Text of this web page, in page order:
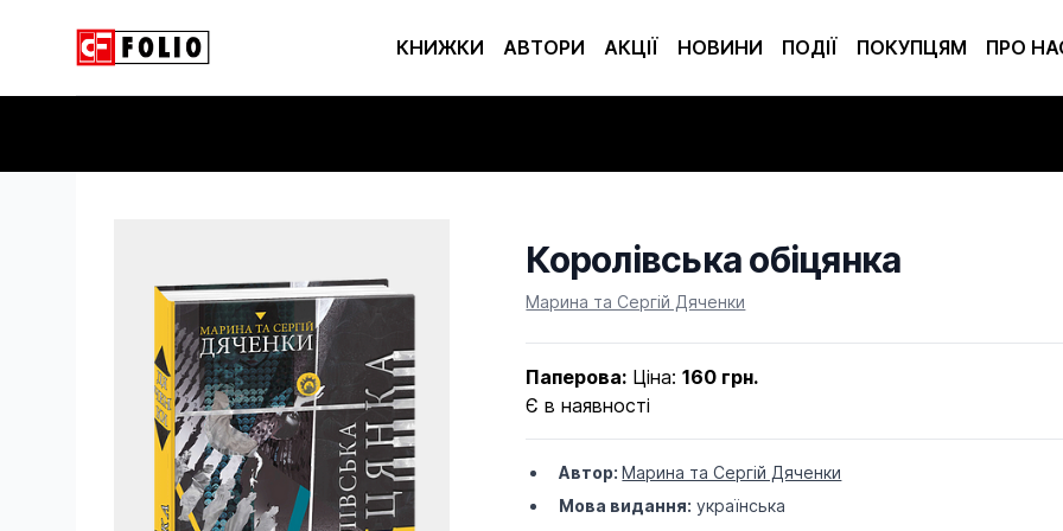
КНИЖКИ АВТОРИ АКЦІЇ НОВИНИ ПОДІЇ ПОКУПЦЯМ ПРО
Королівська обіцянка
Product information
Марина та Сергій Дяченки
Паперова: Ціна:160 грн.
Є в наявності
Автор:Марина та Сергій Дяченки
Мова видання: українська